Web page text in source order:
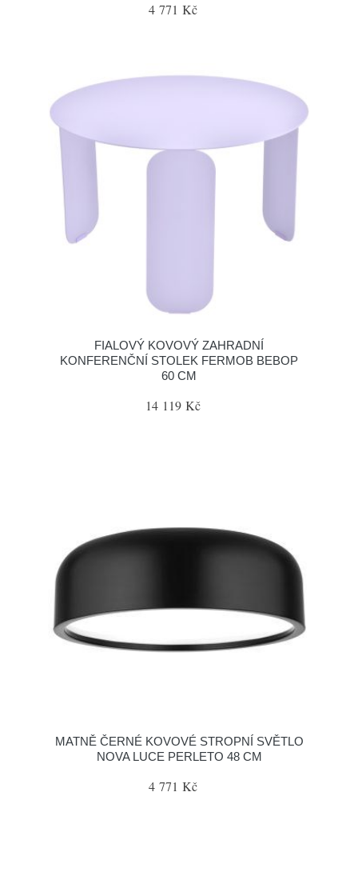
4 771 Kč
FIALOVÝ KOVOVÝ ZAHRADNÍ
KONFERENČNÍ STOLEK FERMOB BEBOP
60 CM
14 119 Kč
MATNĚ ČERNÉ KOVOVÉ STROPNÍ SVĚTLO
NOVA LUCE PERLETO 48 CM
4 771 Kč